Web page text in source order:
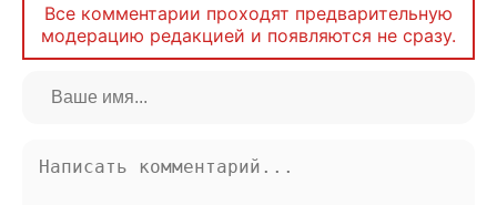
Все комментарии проходят предварительную
модерацию редакцией и появляются не сразу.